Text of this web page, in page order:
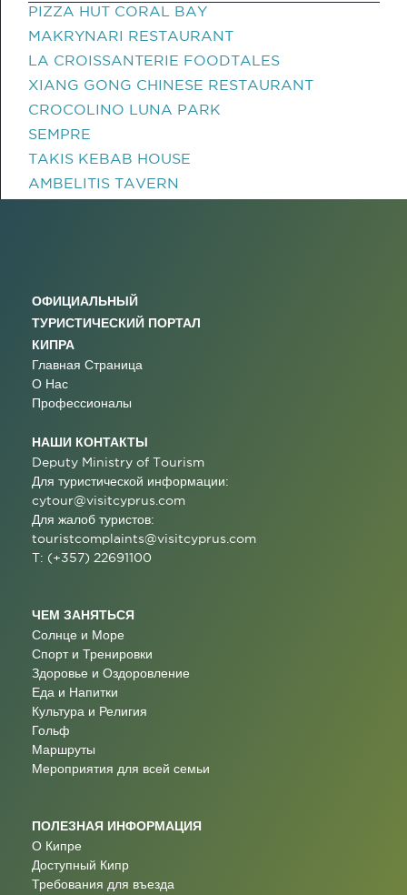
PIZZA HUT CORAL BAY
MAKRYNARI RESTAURANT
LA CROISSANTERIE FOODTALES
XIANG GONG CHINESE RESTAURANT
CROCOLINO LUNA PARK
SEMPRE
TAKIS KEBAB HOUSE
AMBELITIS TAVERN
ОФИЦИАЛЬНЫЙ
ТУРИСТИЧЕСКИЙ ПОРТАЛ
КИПРА
Главная Страница
О Нас
Профессионалы
НАШИ КОНТАКТЫ
Deputy Ministry of Tourism
Для туристической информации:
cytour@visitcyprus.com
Для жалоб туристов:
touristcomplaints@visitcyprus.com
T: (+357) 22691100
ЧЕМ ЗАНЯТЬСЯ
Солнце и Море
Спорт и Тренировки
Здоровье и Оздоровление
Еда и Напитки
Культура и Религия
Гольф
Маршруты
Мероприятия для всей семьи
ПОЛЕЗНАЯ ИНФОРМАЦИЯ
О Кипре
Доступный Кипр
Требования для въезда